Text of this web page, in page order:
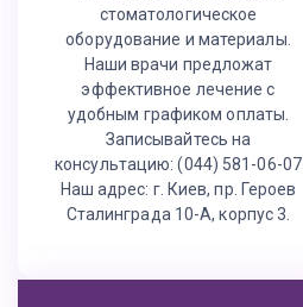
стоматологическое
оборудование и материалы.
Наши врачи предложат
эффективное лечение с
удобным графиком оплаты.
Записывайтесь на
консультацию: (044) 581-06-07
Наш адрес: г. Киев, пр. Героев
Сталинграда 10-А, корпус 3.